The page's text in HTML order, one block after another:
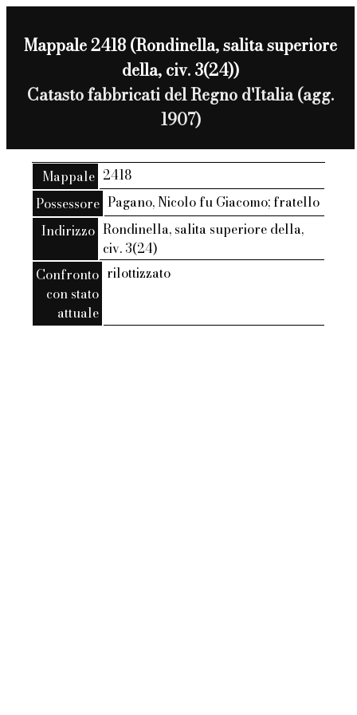
Mappale 2418 (Rondinella, salita superiore
della, civ. 3(24))
Catasto fabbricati del Regno d'Italia (agg.
1907)
Mappale 2418
Possessore Pagano, Nicolo fu Giacomo; fratello
Indirizzo Rondinella, salita superiore della,
civ. 3(24)
Confronto
con stato
attuale
rilottizzato